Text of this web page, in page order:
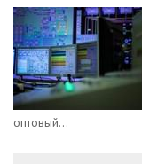
оптовый...